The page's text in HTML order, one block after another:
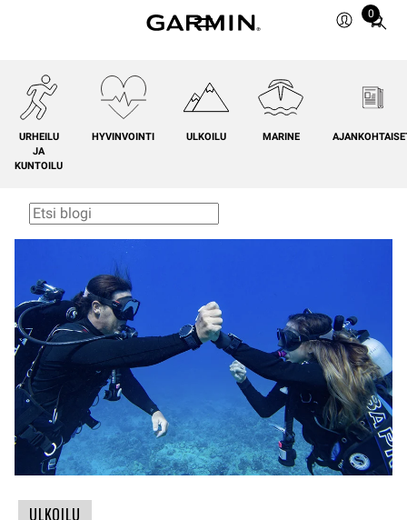
0
Total
0
URHEILU
JA
KUNTOILU
HYVINVOINTI ULKOILU MARINE
ULKOILU